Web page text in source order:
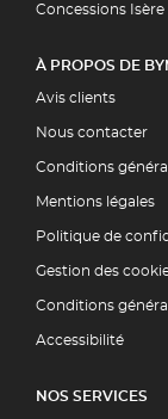
Concessions Isère
À PROPOS DE
Avis clients
Nous contacter
Conditions
Mentions légales
Politique de
Gestion des
Conditions
Accessibilité
NOS SERVICES